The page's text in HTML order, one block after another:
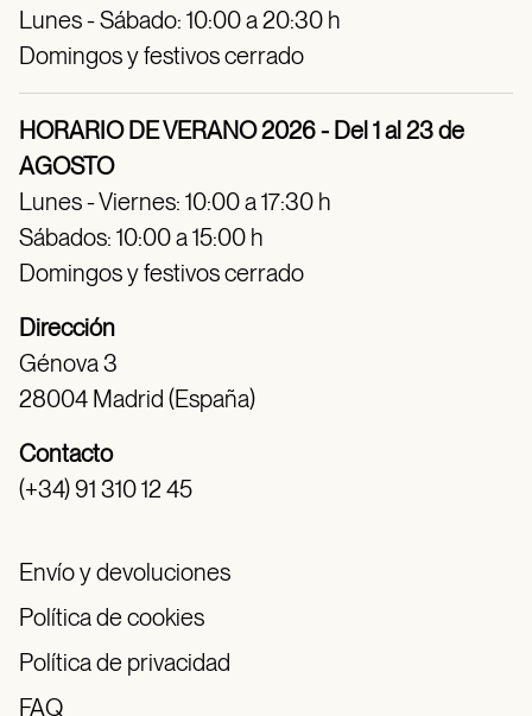
Lunes - Sábado: 10:00 a 20:30 h
Domingos y festivos cerrado
HORARIO DE VERANO 2026 - Del 1 al 23 de
AGOSTO
Lunes - Viernes: 10:00 a 17:30 h
Sábados: 10:00 a 15:00 h
Domingos y festivos cerrado
Dirección
Génova 3
28004 Madrid (España)
Contacto
(+34) 91 310 12 45
Envío y devoluciones
Política de cookies
Política de privacidad
FAQ